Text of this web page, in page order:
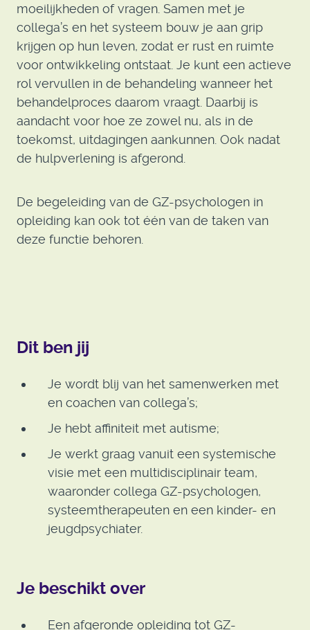
moeilijkheden of vragen. Samen met je
collega’s en het systeem bouw je aan grip
krijgen op hun leven, zodat er rust en ruimte
voor ontwikkeling ontstaat. Je kunt een actieve
rol vervullen in de behandeling wanneer het
behandelproces daarom vraagt. Daarbij is
aandacht voor hoe ze zowel nu, als in de
toekomst, uitdagingen aankunnen. Ook nadat
de hulpverlening is afgerond.
De begeleiding van de GZ-psychologen in
opleiding kan ook tot één van de taken van
deze functie behoren.
Dit ben jij
Je wordt blij van het samenwerken met
en coachen van collega’s;
Je hebt affiniteit met autisme;
Je werkt graag vanuit een systemische
visie met een multidisciplinair team,
waaronder collega GZ-psychologen,
systeemtherapeuten en een kinder- en
jeugdpsychiater.
Je beschikt over
Een afgeronde opleiding tot GZ-